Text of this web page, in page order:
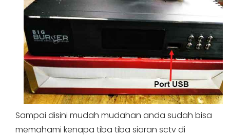
Sampai disini mudah mudahan anda sudah bisa
memahami kenapa tiba tiba siaran sctv di